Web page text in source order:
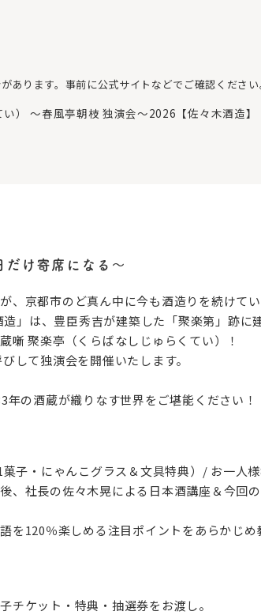
ります。事前に公式サイトなどでご確認ください
） 〜春風亭朝枝 独演会〜2026【佐々木酒造】
け寄席になる〜
、京都市のど真ん中に今も酒造りを続けて
」は、豊臣秀吉が建築した「聚楽第」跡に
噺 聚楽亭（くらばなしじゅらくてい）！
して独演会を開催いたします。
の酒蔵が織りなす世界をご堪能ください！
子・にゃんこグラス＆文具特典）/ お一人
、社長の佐々木晃による日本酒講座＆今回
を120％楽しめる注目ポイントをあらかじ
チケット・特典・抽選券をお渡し。